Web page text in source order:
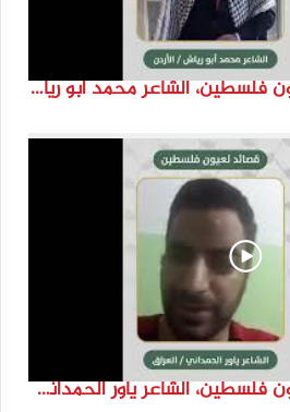
انتماء2021: قصائد لعيون فلسطين، الشاعر محمد ابو رياش، الاردن
انتماء2021: قصائد لعيون فلسطين، الشاعر ياور الحمداني، العراق